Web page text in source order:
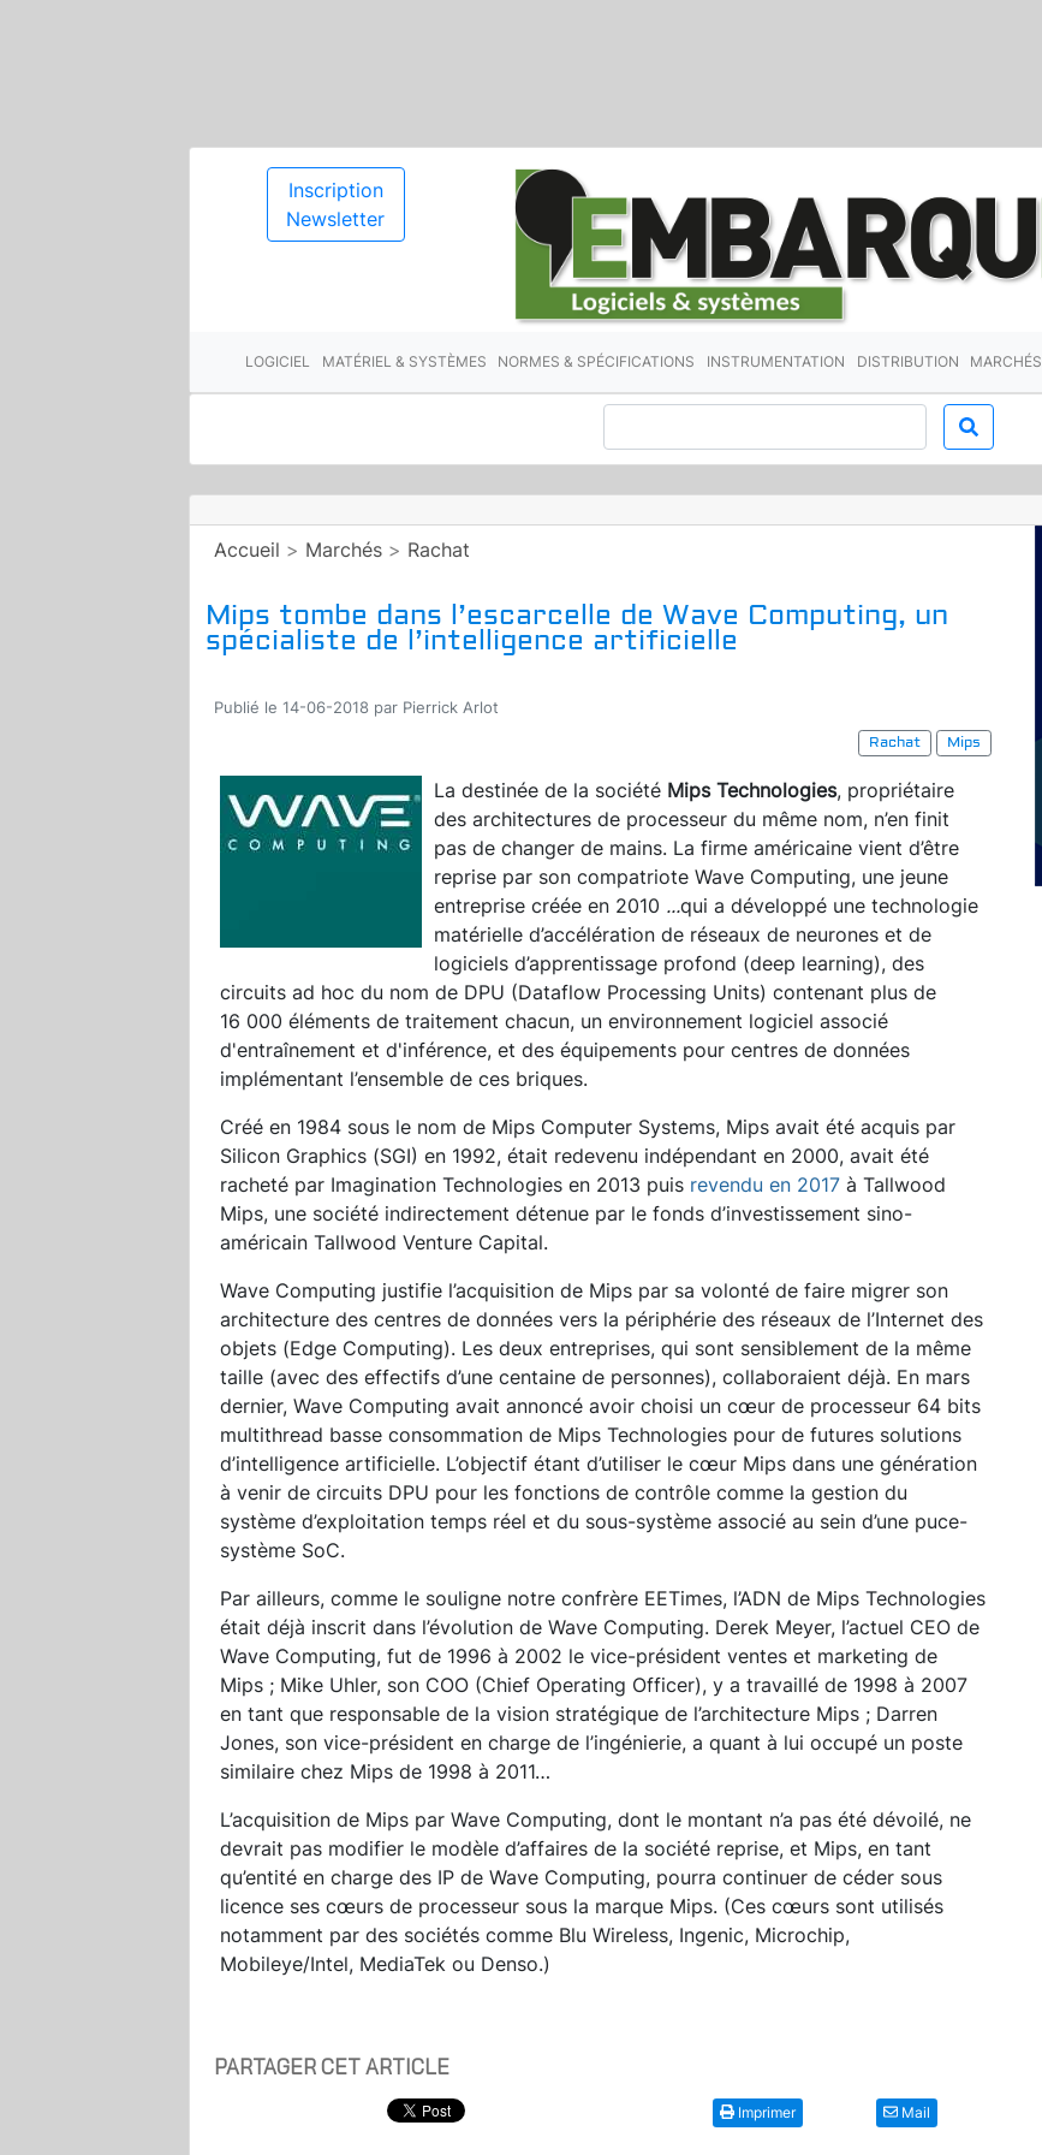
Inscription
Newsletter
LOGICIEL MATÉRIEL & SYSTÈMES NORMES & SPÉCIFICATIONS INSTRUMENTATION DISTRIBUTION MARCHÉS
Accueil > Marchés > Rachat
Mips tombe dans l’escarcelle de Wave Computing, un
spécialiste de l’intelligence artificielle
Publié le 14-06-2018 par Pierrick Arlot
Rachat
Mips
La destinée de la société Mips Technologies, propriétaire
des architectures de processeur du même nom, n’en finit
pas de changer de mains. La firme américaine vient d’être
reprise par son compatriote Wave Computing, une jeune
entreprise créée en 2010 ...qui a développé une technologie
matérielle d’accélération de réseaux de neurones et de
logiciels d’apprentissage profond (deep learning), des
circuits ad hoc du nom de DPU (Dataflow Processing Units) contenant plus de
16 000 éléments de traitement chacun, un environnement logiciel associé
d'entraînement et d'inférence, et des équipements pour centres de données
implémentant l’ensemble de ces briques.
Créé en 1984 sous le nom de Mips Computer Systems, Mips avait été acquis par
Silicon Graphics (SGI) en 1992, était redevenu indépendant en 2000, avait été
racheté par Imagination Technologies en 2013 puis revendu en 2017 à Tallwood
Mips, une société indirectement détenue par le fonds d’investissement sino-
américain Tallwood Venture Capital.
Wave Computing justifie l’acquisition de Mips par sa volonté de faire migrer son
architecture des centres de données vers la périphérie des réseaux de l’Internet des
objets (Edge Computing). Les deux entreprises, qui sont sensiblement de la même
taille (avec des effectifs d’une centaine de personnes), collaboraient déjà. En mars
dernier, Wave Computing avait annoncé avoir choisi un cœur de processeur 64 bits
multithread basse consommation de Mips Technologies pour de futures solutions
d’intelligence artificielle. L’objectif étant d’utiliser le cœur Mips dans une génération
à venir de circuits DPU pour les fonctions de contrôle comme la gestion du
système d’exploitation temps réel et du sous-système associé au sein d’une puce-
système SoC.
Par ailleurs, comme le souligne notre confrère EETimes, l’ADN de Mips Technologies
était déjà inscrit dans l’évolution de Wave Computing. Derek Meyer, l’actuel CEO de
Wave Computing, fut de 1996 à 2002 le vice-président ventes et marketing de
Mips ; Mike Uhler, son COO (Chief Operating Officer), y a travaillé de 1998 à 2007
en tant que responsable de la vision stratégique de l’architecture Mips ; Darren
Jones, son vice-président en charge de l’ingénierie, a quant à lui occupé un poste
similaire chez Mips de 1998 à 2011…
L’acquisition de Mips par Wave Computing, dont le montant n’a pas été dévoilé, ne
devrait pas modifier le modèle d’affaires de la société reprise, et Mips, en tant
qu’entité en charge des IP de Wave Computing, pourra continuer de céder sous
licence ses cœurs de processeur sous la marque Mips. (Ces cœurs sont utilisés
notamment par des sociétés comme Blu Wireless, Ingenic, Microchip,
Mobileye/Intel, MediaTek ou Denso.)
PARTAGER CET ARTICLE
Imprimer Mail